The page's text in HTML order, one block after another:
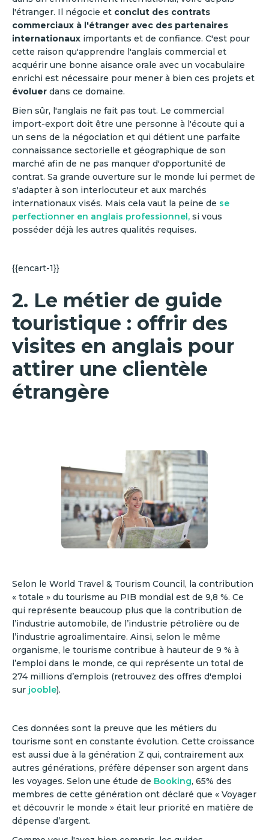
l'étranger. Il négocie et conclut des contrats
commerciaux à l'étranger avec des partenaires
internationaux importants et de confiance. C'est pour
cette raison qu'apprendre l'anglais commercial et
acquérir une bonne aisance orale avec un vocabulaire
enrichi est nécessaire pour mener à bien ces projets et
évoluer dans ce domaine.
Bien sûr, l'anglais ne fait pas tout. Le commercial
import-export doit être une personne à l'écoute qui a
un sens de la négociation et qui détient une parfaite
connaissance sectorielle et géographique de son
marché afin de ne pas manquer d'opportunité de
contrat. Sa grande ouverture sur le monde lui permet de
s'adapter à son interlocuteur et aux marchés
internationaux visés. Mais cela vaut la peine de se
perfectionner en anglais professionnel, si vous
posséder déjà les autres qualités requises.
{{encart-1}}
2. Le métier de guide
touristique : offrir des
visites en anglais pour
attirer une clientèle
étrangère
Selon le World Travel & Tourism Council, la contribution
« totale » du tourisme au PIB mondial est de 9,8 %. Ce
qui représente beaucoup plus que la contribution de
l’industrie automobile, de l’industrie pétrolière ou de
l’industrie agroalimentaire. Ainsi, selon le même
organisme, le tourisme contribue à hauteur de 9 % à
l’emploi dans le monde, ce qui représente un total de
274 millions d’emplois (retrouvez des offres d'emploi
sur jooble).
Ces données sont la preuve que les métiers du
tourisme sont en constante évolution. Cette croissance
est aussi due à la génération Z qui, contrairement aux
autres générations, préfère dépenser son argent dans
les voyages. Selon une étude de Booking, 65% des
membres de cette génération ont déclaré que « Voyager
et découvrir le monde » était leur priorité en matière de
dépense d’argent.